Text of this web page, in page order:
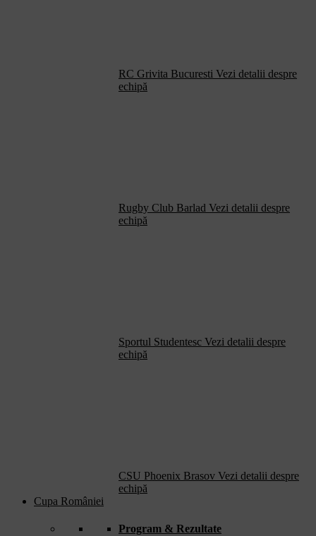
RC Grivita Bucuresti Vezi detalii despre
echipă
Rugby Club Barlad Vezi detalii despre
echipă
Sportul Studentesc Vezi detalii despre
echipă
CSU Phoenix Brasov Vezi detalii despre
echipă
Cupa României
Program & Rezultate